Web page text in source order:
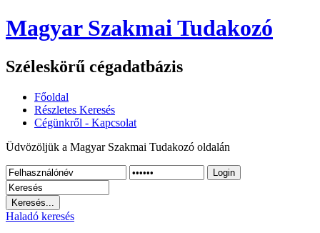
Magyar Szakmai Tudakozó
Széleskörű cégadatbázis
Főoldal
Részletes Keresés
Cégünkről - Kapcsolat
Üdvözöljük a Magyar Szakmai Tudakozó oldalán
Login
Haladó keresés